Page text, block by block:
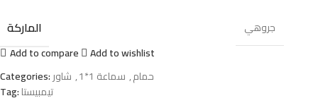
الماركة
جروهي
Add to compare
Add to wishlist
Categories:
حمام, سماعة 1*1 , شاور
Tag:تيمبيستا